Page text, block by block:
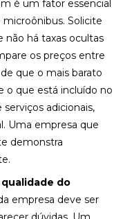
é um fator essencial
Solicite
não há taxas ocultas
os preços entre
que o mais barato
o que está incluído no
adicionais,
Uma empresa que
demonstra
qualidade do
empresa deve ser